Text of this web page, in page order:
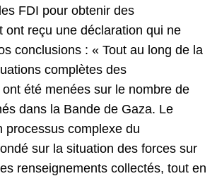
FDI pour obtenir des
ont reçu une déclaration qui ne
conclusions : « Tout au long de la
complètes des
été menées sur le nombre de
dans la Bande de Gaza. Le
processus complexe du
sur la situation des forces sur
renseignements collectés, tout en